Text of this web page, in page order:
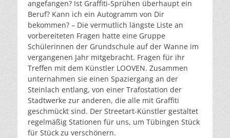
angefangen? Ist Graffiti-Sprühen überhaupt ein
Beruf? Kann ich ein Autogramm von Dir
bekommen? – Die vermutlich längste Liste an
vorbereiteten Fragen hatte eine Gruppe
Schülerinnen der Grundschule auf der Wanne im
vergangenen Jahr mitgebracht. Fragen für ihr
Treffen mit dem Künstler LOOVEN. Zusammen
unternahmen sie einen Spaziergang an der
Steinlach entlang, von einer Trafostation der
Stadtwerke zur anderen, die alle mit Graffiti
geschmückt sind. Der Streetart-Künstler gestaltet
regelmäßig Stationen für uns, um Tübingen Stück
für Stück zu verschönern.